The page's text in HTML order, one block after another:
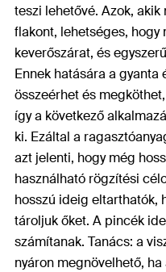
teszi lehetővé. Azok,
flakont, lehetséges, hogy
keverőszárat, és
Ennek hatására a gyanta
összeérhet és
így a következő
ki. Ezáltal a
azt jelenti, hogy még
használható rögzítési
hosszú ideig eltarthatók,
tároljuk őket. A pincék
számítanak. Tanács: a
nyáron megnövelhető,